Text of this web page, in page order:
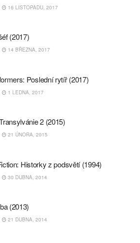
16 LISTOPADU, 2017
(2017)
14 BŘEZNA, 2017
Poslední rytíř (2017)
1 LEDNA, 2017
2 (2015)
21 ÚNORA, 2015
Historky z podsvětí (1994)
30 DUBNA, 2014
(2013)
21 DUBNA, 2014